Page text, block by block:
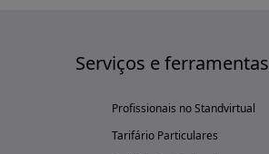
Serviços e ferramentas
Profissionais no Standvirtual
Tarifário Particulares